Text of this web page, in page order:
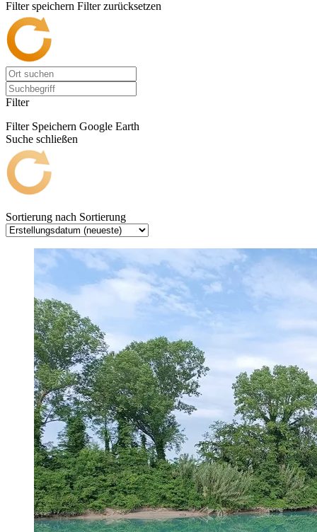
Filter speichern Filter zurücksetzen
Filter
Filter Speichern Google Earth
Suche schließen
Sortierung nach Sortierung